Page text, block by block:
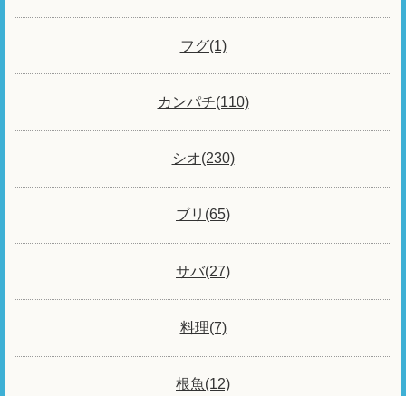
フグ(1)
カンパチ(110)
シオ(230)
ブリ(65)
サバ(27)
料理(7)
根魚(12)